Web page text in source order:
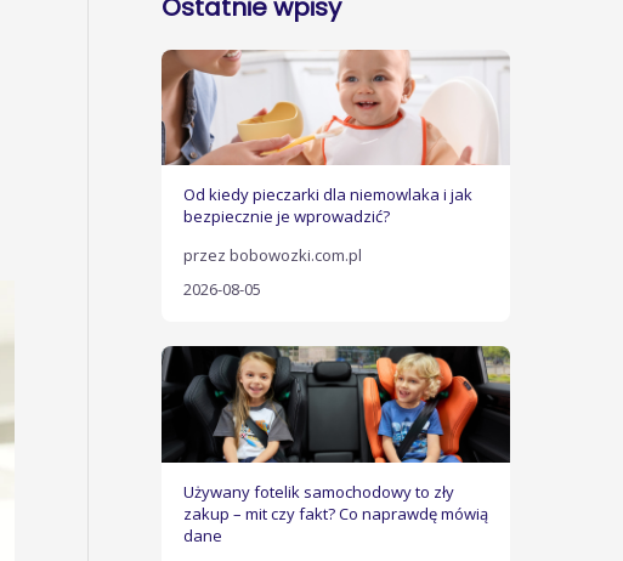
Od kiedy pieczarki dla niemowlaka i jak
bezpiecznie je wprowadzić?
przez bobowozki.com.pl
2026-08-05
Używany fotelik samochodowy to zły
zakup – mit czy fakt? Co naprawdę mówią
dane